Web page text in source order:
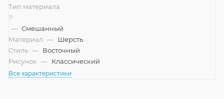
Тип материала
?
— Смешанный
Материал — Шерсть
Стиль — Восточный
Рисунок — Классический
Все характеристики